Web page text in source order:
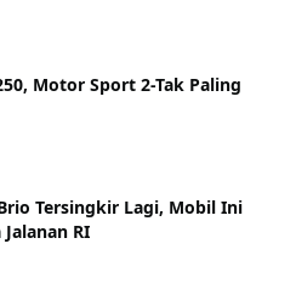
Motor Sport 2-Tak Paling
Tersingkir Lagi, Mobil Ini
Jalanan RI